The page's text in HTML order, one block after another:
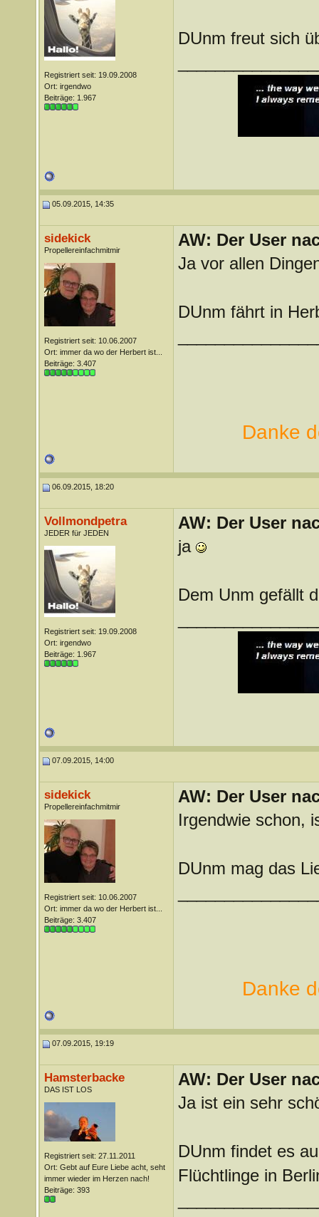
Registriert seit: 19.09.2008
Ort: irgendwo
Beiträge: 1.967
DUnm freut sich
05.09.2015, 14:35
sidekick
Propellereinfachmitmir
Registriert seit: 10.06.2007
Ort: immer da wo der Herbert ist...
Beiträge: 3.407
AW: Der User
Ja vor allen
DUnm fährt in
Danke
06.09.2015, 18:20
Vollmondpetra
JEDER für JEDEN
Registriert seit: 19.09.2008
Ort: irgendwo
Beiträge: 1.967
AW: Der User
ja
Dem Unm gefällt
07.09.2015, 14:00
sidekick
Propellereinfachmitmir
Registriert seit: 10.06.2007
Ort: immer da wo der Herbert ist...
Beiträge: 3.407
AW: Der User
Irgendwie schon,
DUnm mag das
Danke
07.09.2015, 19:19
Hamsterbacke
DAS IST LOS
Registriert seit: 27.11.2011
Ort: Gebt auf Eure Liebe acht, seht
immer wieder im Herzen nach!
Beiträge: 393
AW: Der User
Ja ist ein sehr
DUnm findet es
Flüchtlinge in